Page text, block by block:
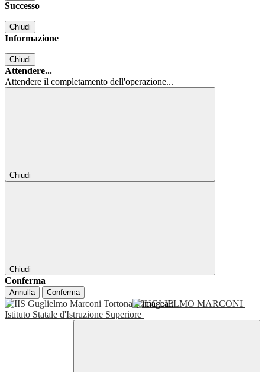
Successo
Chiudi
Informazione
Chiudi
Attendere...
Attendere il completamento dell'operazione...
Chiudi
Chiudi
Conferma
Annulla Conferma
GUGLIELMO MARCONI
Istituto Statale d'Istruzione Superiore